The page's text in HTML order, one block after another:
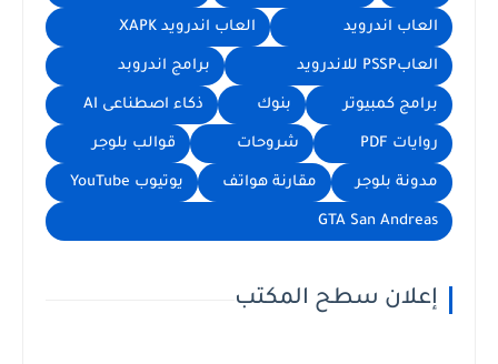
العاب اندرويد العاب اندرويد XAPK
العابPSSP للاندرويد برامج اندروبد
برامج كمبيوتر بنوك ذكاء اصطناعى AI
روايات PDF شروحات قوالب بلوجر
مدونة بلوجر مقارنة هواتف يوتيوب YouTube
GTA San Andreas
إعلان سطح المكتب